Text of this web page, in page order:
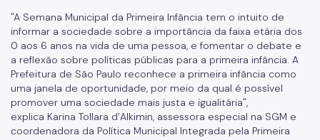
"A Semana Municipal da Primeira Infância tem o intuito de
informar a sociedade sobre a importância da faixa etária dos
0 aos 6 anos na vida de uma pessoa, e fomentar o debate e
a reflexão sobre políticas públicas para a primeira infância. A
Prefeitura de São Paulo reconhece a primeira infância como
uma janela de oportunidade, por meio da qual é possível
promover uma sociedade mais justa e igualitária",
explica Karina Tollara d’Alkimin, assessora especial na SGM e
coordenadora da Política Municipal Integrada pela Primeira